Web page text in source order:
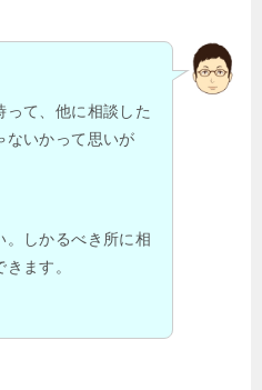
って、他に相談した
ないかって思いが
。しかるべき所に相
ます。